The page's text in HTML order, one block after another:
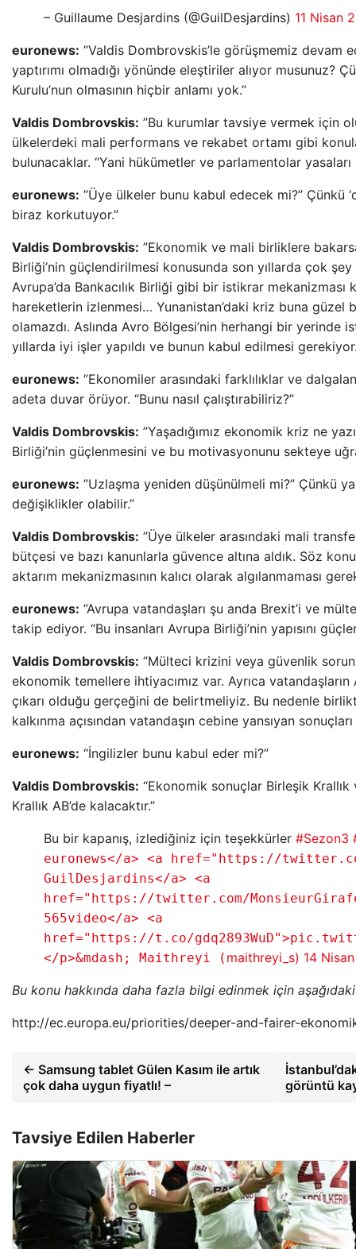
– Guillaume Desjardins (@GuilDesjardins) 11 Nisan
euronews: ”Valdis Dombrovskis’le görüşmemiz devam
yaptırımı olmadığı yönünde eleştiriler alıyor musunuz?
Kurulu’nun olmasının hiçbir anlamı yok.”
Valdis Dombrovskis: ”Bu kurumlar tavsiye vermek için
ülkelerdeki mali performans ve rekabet ortamı gibi
bulunacaklar. “Yani hükümetler ve parlamentolar
euronews: ”Üye ülkeler bunu kabul edecek mi?” Çünkü
biraz korkutuyor.”
Valdis Dombrovskis: ”Ekonomik ve mali birliklere
Birliği’nin güçlendirilmesi konusunda son yıllarda çok şey
Avrupa’da Bankacılık Birliği gibi bir istikrar
hareketlerin izlenmesi… Yunanistan’daki kriz buna güzel
olamazdı. Aslında Avro Bölgesi’nin herhangi bir yerinde
yıllarda iyi işler yapıldı ve bunun kabul edilmesi
euronews: ”Ekonomiler arasındaki farklılıklar ve
adeta duvar örüyor. “Bunu nasıl çalıştırabiliriz?”
Valdis Dombrovskis: ”Yaşadığımız ekonomik kriz ne
Birliği’nin güçlenmesini ve bu motivasyonunu sekteye
euronews: ”Uzlaşma yeniden düşünülmeli mi?” Çünkü
değişiklikler olabilir.”
Valdis Dombrovskis: ”Üye ülkeler arasındaki mali
bütçesi ve bazı kanunlarla güvence altına aldık. Söz
aktarım mekanizmasının kalıcı olarak algılanmaması
euronews: ”Avrupa vatandaşları şu anda Brexit’i ve
takip ediyor. “Bu insanları Avrupa Birliği’nin yapısını
Valdis Dombrovskis: ”Mülteci krizini veya güvenlik
ekonomik temellere ihtiyacımız var. Ayrıca
çıkarı olduğu gerçeğini de belirtmeliyiz. Bu nedenle
kalkınma açısından vatandaşın cebine yansıyan
euronews: “İngilizler bunu kabul eder mi?”
Valdis Dombrovskis: “Ekonomik sonuçlar Birleşik
Krallık AB’de kalacaktır.”
Bu bir kapanış, izlediğiniz için teşekkürler #Sezon3
euronews</a> <a href="https://
GuilDesjardins</a> <a
href="https://twitter.com/
565video</a> <a
href="https://t.co/
</p>&mdash; Maithreyi ( maithreyi_s) 14
Bu konu hakkında daha fazla bilgi edinmek için
http://ec.europa.eu/priorities/deeper-and-fairer-
← Samsung tablet Gülen Kasım ile artık
çok daha uygun fiyatlı! –
görüntü
Tavsiye Edilen Haberler